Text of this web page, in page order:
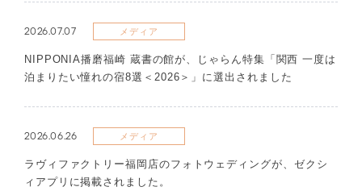
2026.07.07 メディア
NIPPONIA播磨福崎 蔵書の館が、じゃらん特集「関西 一度は
泊まりたい憧れの宿8選＜2026＞」に選出されました
2026.06.26 メディア
ラヴィファクトリー福岡店のフォトウェディングが、ゼクシ
ィアプリに掲載されました。